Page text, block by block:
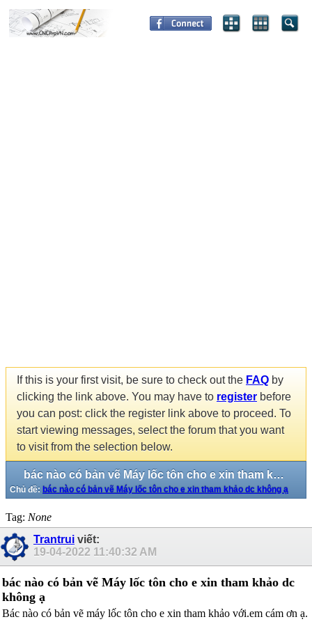
If this is your first visit, be sure to check out the FAQ by
clicking the link above. You may have to register before
you can post: click the register link above to proceed. To
start viewing messages, select the forum that you want
to visit from the selection below.
bác nào có bản vẽ Máy lốc tôn cho e xin tham khảo dc không ạ
Chủ đề: bác nào có bản vẽ Máy lốc tôn cho e xin tham khảo dc không ạ
Tag: None
Trantrui viết:
19-04-2022 11:40:32 AM
bác nào có bản vẽ Máy lốc tôn cho e xin tham khảo dc
không ạ
Bác nào có bản vẽ máy lốc tôn cho e xin tham khảo với.em cám ơn ạ.